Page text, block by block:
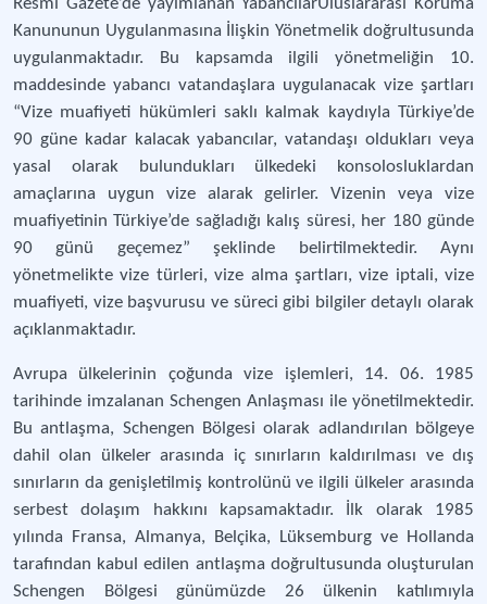
Resmî Gazete’de yayımlanan YabancılarUluslararası Koruma
Kanununun Uygulanmasına İlişkin Yönetmelik doğrultusunda
uygulanmaktadır. Bu kapsamda ilgili yönetmeliğin 10.
maddesinde yabancı vatandaşlara uygulanacak vize şartları
“Vize muafiyeti hükümleri saklı kalmak kaydıyla Türkiye’de
90 güne kadar kalacak yabancılar, vatandaşı oldukları veya
yasal olarak bulundukları ülkedeki konsolosluklardan
amaçlarına uygun vize alarak gelirler. Vizenin veya vize
muafiyetinin Türkiye’de sağladığı kalış süresi, her 180 günde
90 günü geçemez” şeklinde belirtilmektedir. Aynı
yönetmelikte vize türleri, vize alma şartları, vize iptali, vize
muafiyeti, vize başvurusu ve süreci gibi bilgiler detaylı olarak
açıklanmaktadır.
Avrupa ülkelerinin çoğunda vize işlemleri, 14. 06. 1985
tarihinde imzalanan Schengen Anlaşması ile yönetilmektedir.
Bu antlaşma, Schengen Bölgesi olarak adlandırılan bölgeye
dahil olan ülkeler arasında iç sınırların kaldırılması ve dış
sınırların da genişletilmiş kontrolünü ve ilgili ülkeler arasında
serbest dolaşım hakkını kapsamaktadır. İlk olarak 1985
yılında Fransa, Almanya, Belçika, Lüksemburg ve Hollanda
tarafından kabul edilen antlaşma doğrultusunda oluşturulan
Schengen Bölgesi günümüzde 26 ülkenin katılımıyla